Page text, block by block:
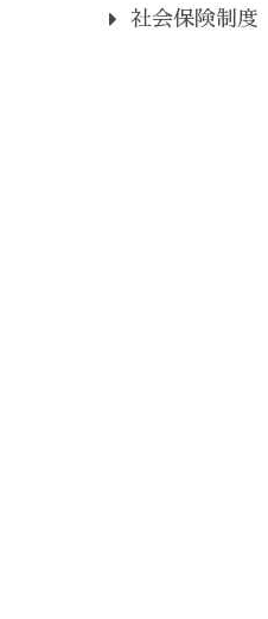
社会保険制度